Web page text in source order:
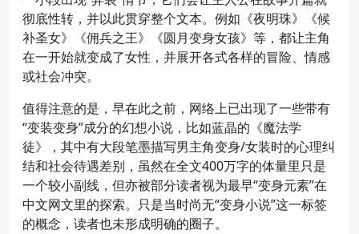
彻底性转，并以此贯穿整个文本。例如《夜明珠》《候
补圣女》《佣兵之王》《圆月变身女孩》等，都让主角
在一开始就变成了女性，并展开各式各样的冒险、情感
或社会冲突。
值得注意的是，早在此之前，网络上已出现了一些带有
“变装变身”成分的幻想小说，比如蓝晶的《魔法学
徒》，其中有大段笔墨描写男主角变身/女装时的心理纠
结和社会待遇差别，虽然在全文400万字的体量里只是
一个较小副线，但亦被部分读者视为最早“变身元素”在
中文网文里的探索。只是当时尚无“变身小说”这一标签
的概念，读者也未形成明确的圈子。